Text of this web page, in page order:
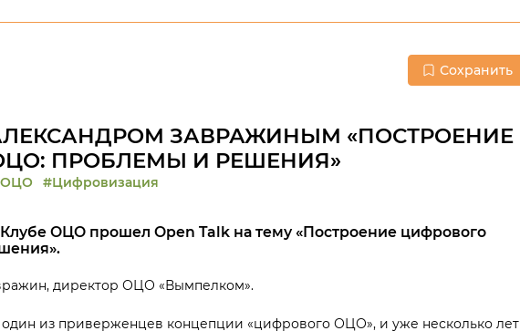
Сохранить
АЛЕКСАНДРОМ ЗАВРАЖИНЫМ «ПОСТРОЕНИЕ
ПРОБЛЕМЫ И РЕШЕНИЯ»
ОЦО #Цифровизация
Клубе ОЦО прошел Open Talk на тему «Построение цифрового
директор ОЦО «Вымпелком».
из приверженцев концепции «цифрового ОЦО», и уже несколько лет